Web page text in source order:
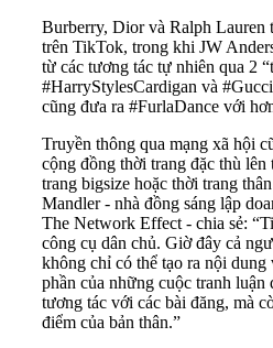
Burberry, Dior và Ralph Lauren
trên TikTok, trong khi JW
từ các tương tác tự nhiên qua 2
#HarryStylesCardigan và
cũng đưa ra #FurlaDance với
Truyền thông qua mạng xã hội
cộng đồng thời trang đặc thù lên
trang bigsize hoặc thời trang
Mandler - nhà đồng sáng lập
The Network Effect - chia sẻ:
công cụ dân chủ. Giờ đây cả
không chỉ có thể tạo ra nội dung
phần của những cuộc tranh
tương tác với các bài đăng, mà
điểm của bản thân.”